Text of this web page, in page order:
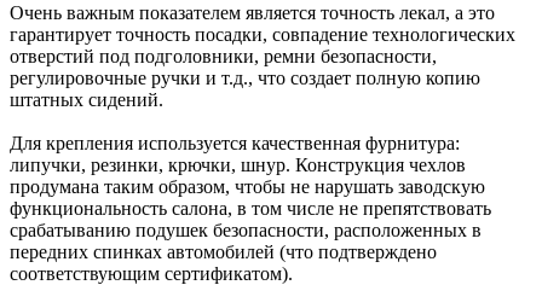
Очень важным показателем является точность лекал, а это
гарантирует точность посадки, совпадение технологических
отверстий под подголовники, ремни безопасности,
регулировочные ручки и т.д., что создает полную копию
штатных сидений.
Для крепления используется качественная фурнитура:
липучки, резинки, крючки, шнур. Конструкция чехлов
продумана таким образом, чтобы не нарушать заводскую
функциональность салона, в том числе не препятствовать
срабатыванию подушек безопасности, расположенных в
передних спинках автомобилей (что подтверждено
соответствующим сертификатом).